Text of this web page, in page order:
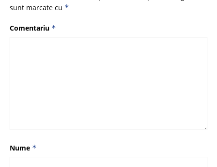
sunt marcate cu *
Comentariu *
Nume *